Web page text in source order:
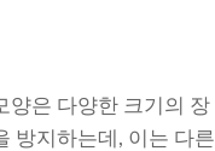
양은 다양한 크기의 장
방지하는데, 이는 다른